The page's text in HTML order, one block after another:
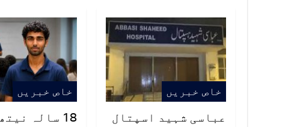
خاص خبریں
عباسی شہید اسپتال
خاص خبریں
18 سالہ